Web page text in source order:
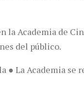
la Academia de
del público.
● La Academia se